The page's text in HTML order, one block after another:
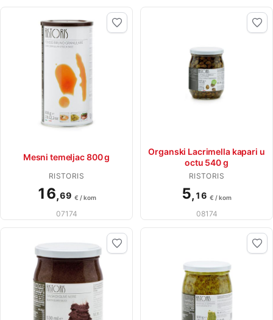
Mesni temeljac 800 g
RISTORIS
16,69 € / kom
07174
Organski Lacrimella kapari u
octu 540 g
RISTORIS
5, 16 € / kom
08174